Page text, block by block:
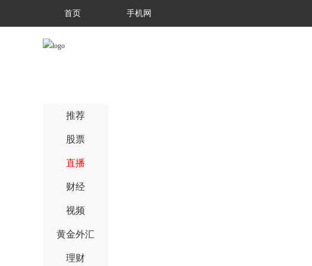
首页 手机网
推荐
股票
直播
财经
视频
黄金外汇
理财